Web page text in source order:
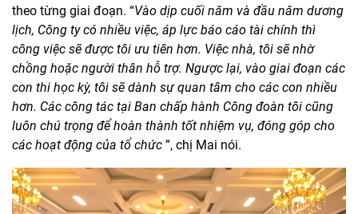
theo từng giai đoạn. “Vào dịp cuối năm và đầu năm dương
lịch, Công ty có nhiều việc, áp lực báo cáo tài chính thì
công việc sẽ được tôi ưu tiên hơn. Việc nhà, tôi sẽ nhờ
chồng hoặc người thân hỗ trợ. Ngược lại, vào giai đoạn các
con thi học kỳ, tôi sẽ dành sự quan tâm cho các con nhiều
hơn. Các công tác tại Ban chấp hành Công đoàn tôi cũng
luôn chú trọng để hoàn thành tốt nhiệm vụ, đóng góp cho
các hoạt động của tổ chức ”, chị Mai nói.